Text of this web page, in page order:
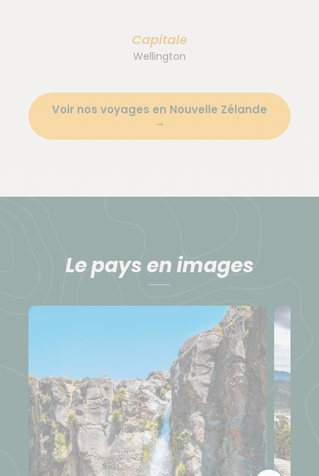
Capitale
Wellington
Voir nos voyages en Nouvelle Zélande
Le pays en images